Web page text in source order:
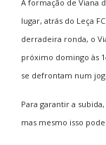
A formação de Viana
lugar, atrás do Leça FC
derradeira ronda, o
próximo domingo às
se defrontam num
Para garantir a
mas mesmo isso